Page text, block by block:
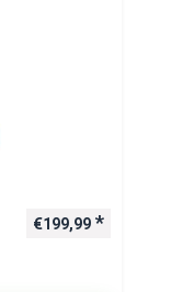
€199,99